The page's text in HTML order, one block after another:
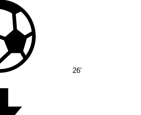
26'